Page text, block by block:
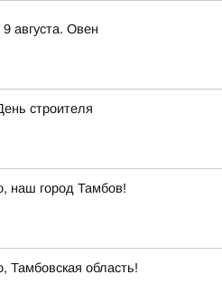
9 августа. Овен
строителя
наш город Тамбов!
Тамбовская область!